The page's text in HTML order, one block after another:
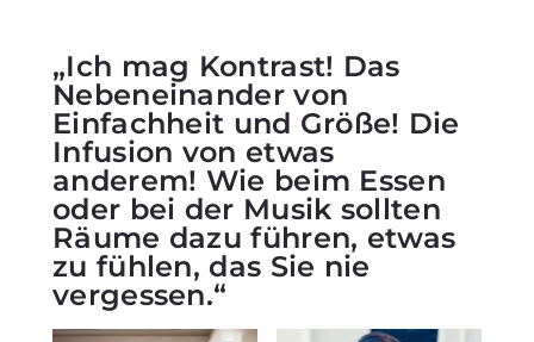
„Ich mag Kontrast! Das
Nebeneinander von
Einfachheit und Größe! Die
Infusion von etwas
anderem! Wie beim Essen
oder bei der Musik sollten
Räume dazu führen, etwas
zu fühlen, das Sie nie
vergessen.“